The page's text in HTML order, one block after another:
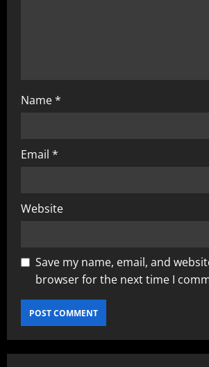
Name*
Email *
Website
Save my name, email, and
browser for the next time I